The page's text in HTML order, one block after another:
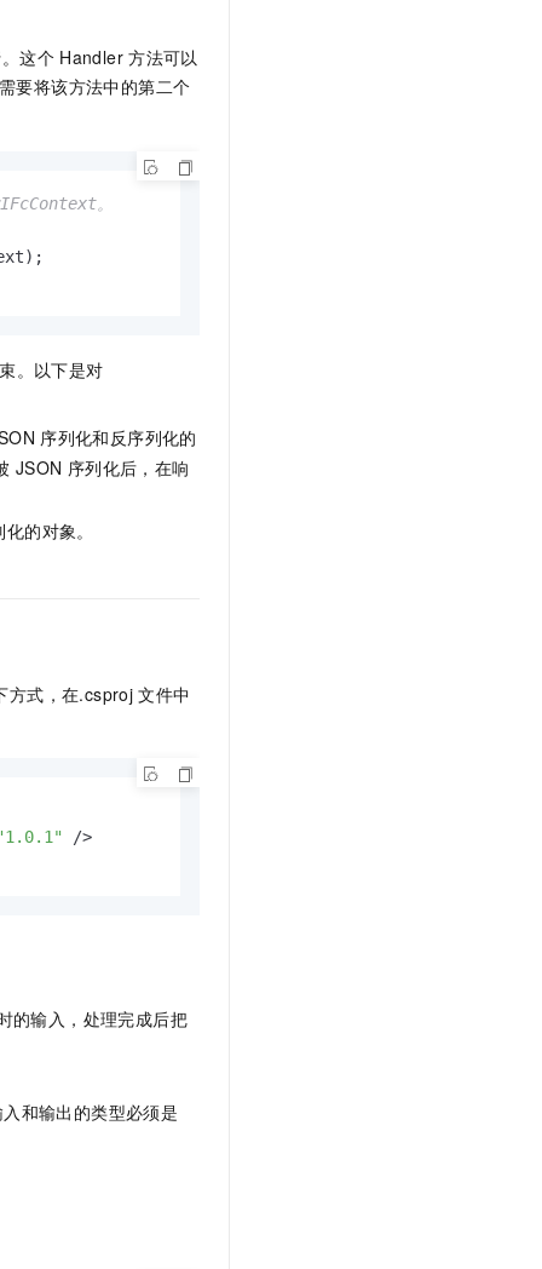
这个 Handler 方法可以
要将该方法中的第二个
。
;
。以下是对
序列化和反序列化的
JSON 序列化后，在响
的对象。
方式，在.csproj 文件中
/>
的输入，处理完成后把
和输出的类型必须是